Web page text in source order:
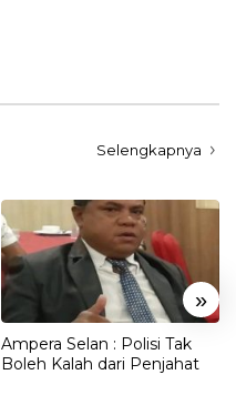
Selengkapnya
»
Ampera Selan : Polisi Tak
Boleh Kalah dari Penjahat